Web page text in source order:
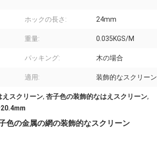
ホックの長さ: 24mm
重量: 0.035KGS/M
パッキング: 木の場合
適用: 装飾的なスクリーン
えスクリーン, 杏子色の装飾的なはえスクリーン,
色の金属の網の装飾的なスクリーン